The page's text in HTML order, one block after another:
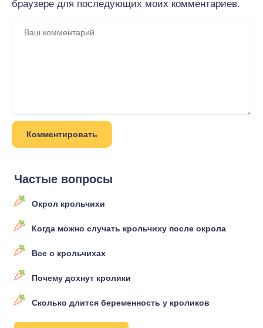
браузере для последующих моих комментариев.
Частые вопросы
Окрол крольчихи
Когда можно случать крольчиху после окрола
Все о крольчихах
Почему дохнут кролики
Сколько длится беременность у кроликов